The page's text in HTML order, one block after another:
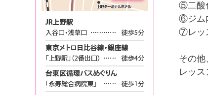
⑤二酸
⑥ジム
⑦レッ
その
レッス